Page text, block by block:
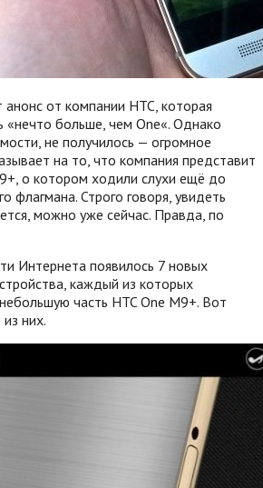
от компании HTC, которая
«нечто больше, чем One«. Однако
не получилось — огромное
на то, что компания представит
о котором ходили слухи ещё до
флагмана. Строго говоря, увидеть
можно уже сейчас. Правда, по
Интернета появилось 7 новых
каждый из которых
часть HTC One M9+. Вот
них.